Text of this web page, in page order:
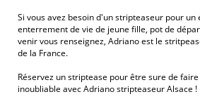
Si vous avez besoin d'un stripteaseur pour
enterrement de vie de jeune fille, pot de
venir vous renseignez, Adriano est le
de la France.
Réservez un striptease pour être sure de
inoubliable avec Adriano stripteaseur Alsace !